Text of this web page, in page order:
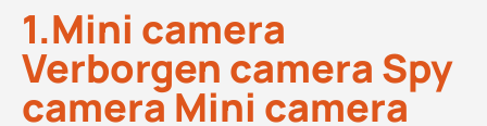
1.Mini camera
Verborgen camera Spy
camera Mini camera